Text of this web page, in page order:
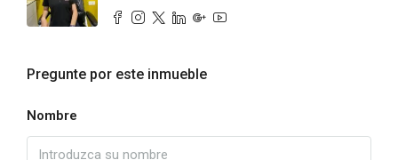
Pregunte por este inmueble
Nombre